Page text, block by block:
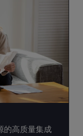
的高质量集成